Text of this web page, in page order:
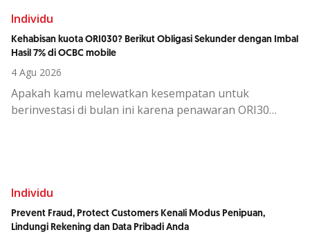
Individu
Kehabisan kuota ORI030? Berikut Obligasi Sekunder dengan Imbal
Hasil 7% di OCBC mobile
4 Agu 2026
Apakah kamu melewatkan kesempatan untuk
berinvestasi di bulan ini karena penawaran ORI30
Individu
Prevent Fraud, Protect Customers Kenali Modus Penipuan,
Lindungi Rekening dan Data Pribadi Anda